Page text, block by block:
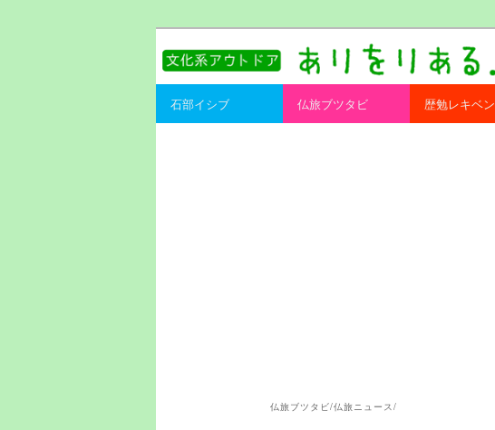
ありをりある.com
書を持ってそとへ出よう。
Main menu
Skip to primary content
Skip to secondary content
石部イシブ 仏旅ブツタビ 歴勉レキベン
仏旅ブツタビ/仏旅ニュース/